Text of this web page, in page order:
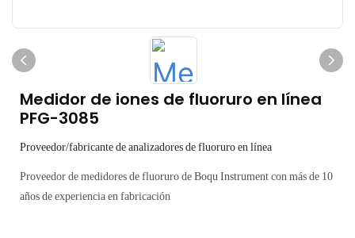
Medidor de iones de fluoruro en línea
PFG-3085
Proveedor/fabricante de analizadores de fluoruro en línea
Proveedor de medidores de fluoruro de Boqu Instrument con más de 10
años de experiencia en fabricación